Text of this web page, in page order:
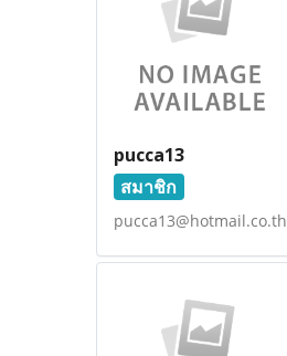
pucca13
สมาชิก
pucca13@hotmail.co.th